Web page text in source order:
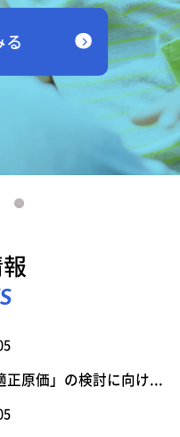
正原価」の検討に向け...